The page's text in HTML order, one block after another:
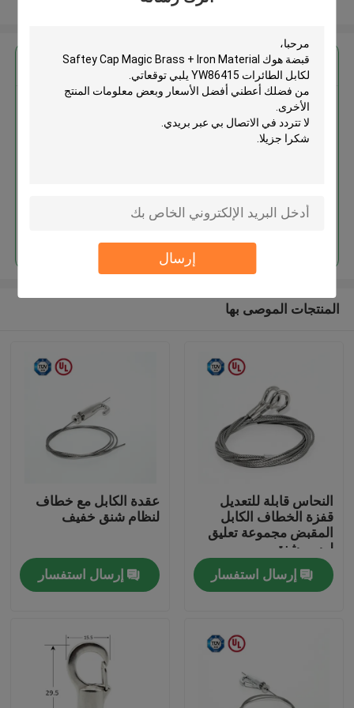
إرسال
أشرطة فيديو
احصل على افضل سعر ل
المنتجات الموصى بها
النحاس قابلة للتعديل
قفزة الخطاف الكابل
المقبض مجموعة تعليق
لرسم شنق
إرسال استفسار
عقدة الكابل مع خطاف
لنظام شنق خفيف
إرسال استفسار